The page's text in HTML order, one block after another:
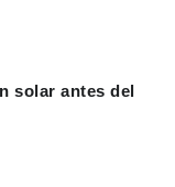
solar antes del